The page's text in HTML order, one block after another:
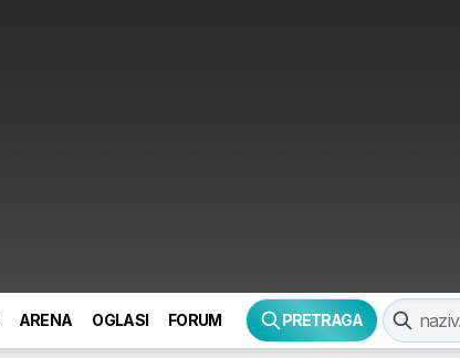
ARENA OGLASI FORUM PRETRAGA